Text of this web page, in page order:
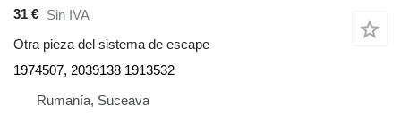
31 € Sin IVA
Otra pieza del sistema de escape
1974507, 2039138 1913532
Rumanía, Suceava